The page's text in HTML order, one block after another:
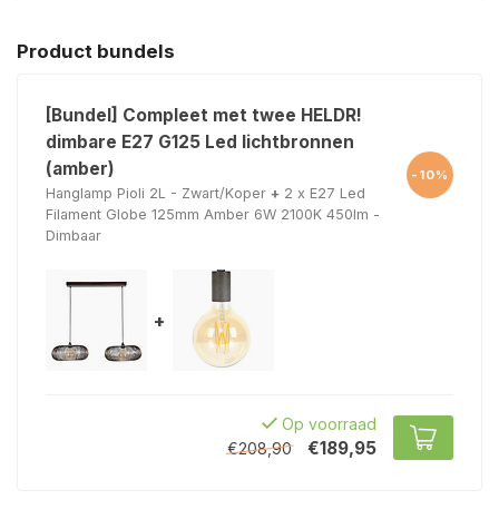
Product bundels
[Bundel] Compleet met twee HELDR!
dimbare E27 G125 Led lichtbronnen
(amber)
Hanglamp Pioli 2L - Zwart/Koper + 2 x E27 Led
Filament Globe 125mm Amber 6W 2100K 450lm -
Dimbaar
-10%
+
Op voorraad
€208,90
€189,95